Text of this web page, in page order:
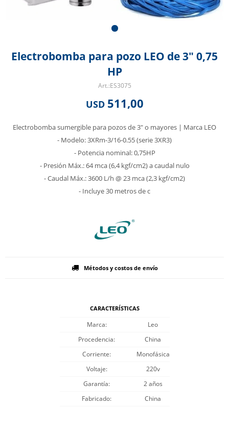
Electrobomba para pozo LEO de 3" 0,75
HP
ES3075
USD 511,00
Electrobomba sumergible para pozos de 3" o mayores | Marca LEO
- Modelo: 3XRm-3/16-0.55 (serie 3XR3)
- Potencia nominal: 0,75HP
- Presión Máx.: 64 mca (6,4 kgf/cm2) a caudal nulo
- Caudal Máx.: 3600 L/h @ 23 mca (2,3 kgf/cm2)
- Incluye 30 metros de c
Métodos y costos de envío
CARACTERÍSTICAS
Marca
Leo
Procedencia
China
Corriente
Monofásica
Voltaje
220v
Garantía
2 años
Fabricado
China